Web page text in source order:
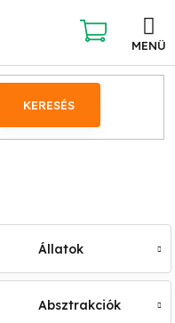
KERESÉS
KOSÁR
Állatok
Absztrakciók